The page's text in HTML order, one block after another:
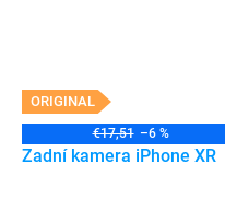
ORIGINAL
€17,51 –6 %
Zadní kamera iPhone XR